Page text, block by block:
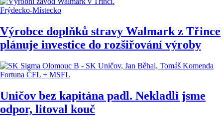
Frýdecko-Místecko
Výrobce doplňků stravy Walmark z Třince
plánuje investice do rozšiřování výroby
Fortuna ČFL + MSFL
Uničov bez kapitána padl. Nekladli jsme
odpor, litoval kouč